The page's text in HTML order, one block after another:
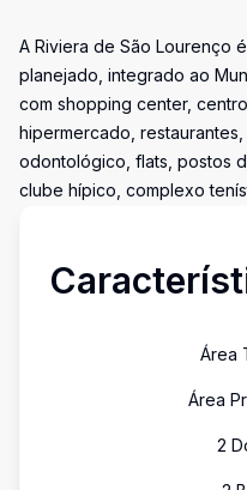
A Riviera de São Lourenço
planejado, integrado ao
com shopping center,
hipermercado,
odontológico, flats, postos
clube hípico, complexo
Área
Área
2